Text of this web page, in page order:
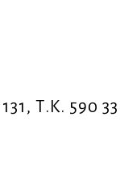
Τ.Κ. 590 33